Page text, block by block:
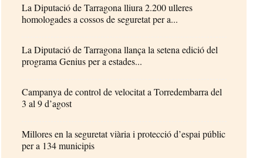
La Diputació de Tarragona lliura 2.200 ulleres
homologades a cossos de seguretat per a...
La Diputació de Tarragona llança la setena edició del
programa Genius per a estades...
Campanya de control de velocitat a Torredembarra del
3 al 9 d’agost
Millores en la seguretat viària i protecció d’espai públic
per a 134 municipis